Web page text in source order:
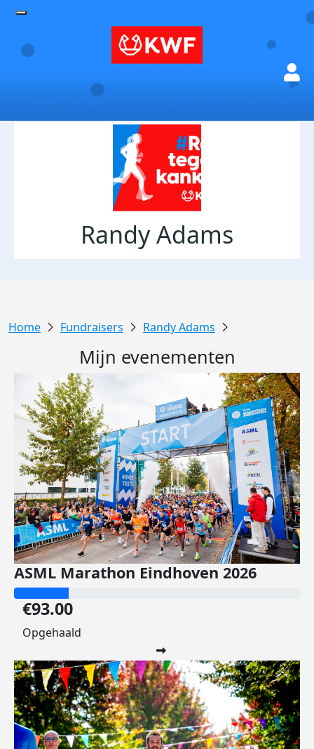
Randy Adams
Fundraisers Randy Adams
Mijn evenementen
ASML Marathon Eindhoven 2026
€93.00
Opgehaald